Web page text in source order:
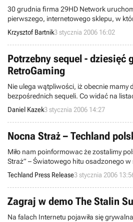
30 grudnia firma 29HD Network
pierwszego, internetowego sklepu, w
następnie pobrać rozmaite materiały
przystosowane do odtwarzania na
PlayStation Portable.
Krzysztof Bartnik3 stycznia 2006 16:02
Potrzebny sequel - dziesięć
RetroGaming
Nie ulega wątpliwości, iż obecnie mamy
bezpośrednich sequeli. Co widać na
takich programów, godnie zastępuje
jeżeli twórcom ta sztuka się nie udała.
tzw. odcinaniu kuponów.
Daniel Kazek3 stycznia 2006 14:27
Nocna Straż – Techland
Miło nam poinformowac że zostalimy
Straż” – Światowego hitu osadzonego w
Lukyanenko.
Techland Press Release3 stycznia 2006
Zagraj w demo The Stalin
Na falach Internetu pojawiła się